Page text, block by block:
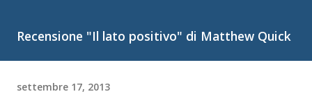
Recensione "Il lato positivo" di Matthew Quick
settembre 17, 2013